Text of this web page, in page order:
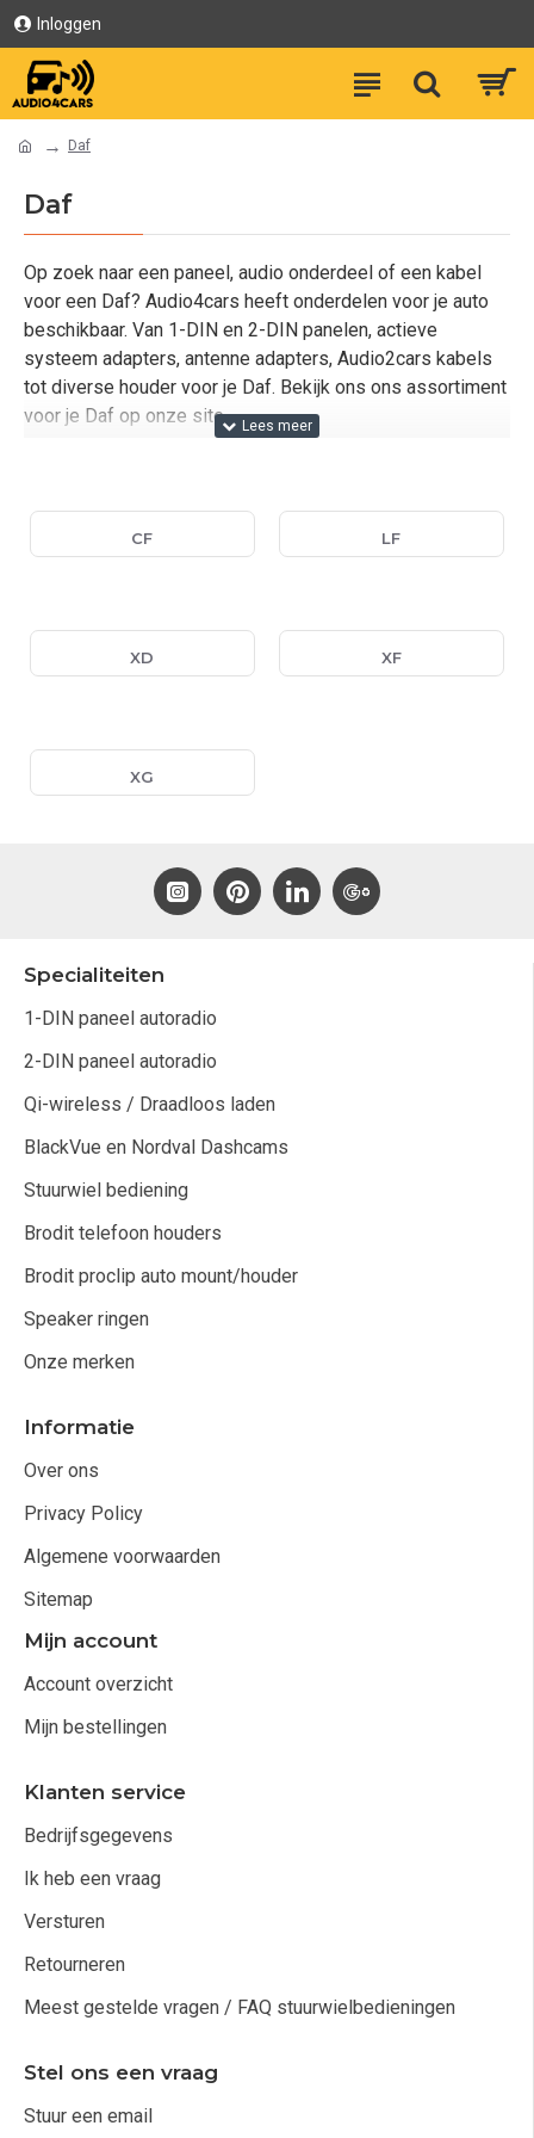
Inloggen
Daf
Daf
Op zoek naar een paneel, audio onderdeel of een kabel
voor een Daf? Audio4cars heeft onderdelen voor je auto
beschikbaar. Van 1-DIN en 2-DIN panelen, actieve
systeem adapters, antenne adapters, Audio2cars kabels
tot diverse houder voor je Daf. Bekijk ons ons assortiment
voor je Daf op onze site.
graag.
CF LF
XD XF
XG
Specialiteiten
1-DIN paneel autoradio
2-DIN paneel autoradio
Qi-wireless / Draadloos laden
BlackVue en Nordval Dashcams
Stuurwiel bediening
Brodit telefoon houders
Brodit proclip auto mount/houder
Speaker ringen
Onze merken
Informatie
Over ons
Privacy Policy
Algemene voorwaarden
Sitemap
Mijn account
Account overzicht
Mijn bestellingen
Klanten service
Bedrijfsgegevens
Ik heb een vraag
Versturen
Retourneren
Meest gestelde vragen / FAQ stuurwielbedieningen
Stel ons een vraag
Stuur een email